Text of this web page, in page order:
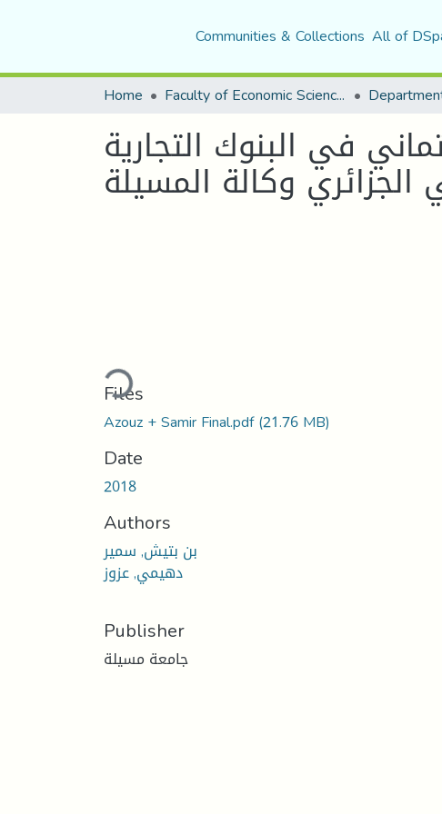
Communities & Collections All of
Home Faculty of Economic Sciences, Commerce and Management Sciences
في البنوك التجارية
وكالة المسيلة
Loading...
Files
Azouz + Samir Final.pdf(21.76 MB)
Date
2018
Authors
بن بتيش, سمير
دهيمي, عزوز
Publisher
جامعة مسيلة